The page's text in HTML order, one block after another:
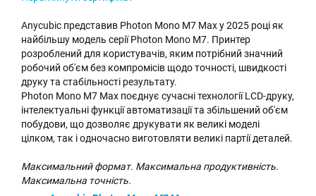
Anycubic представив Photon Mono M7 Max у 2025 році як
найбільшу модель серії Photon Mono M7. Принтер
розроблений для користувачів, яким потрібний значний
робочий об'єм без компромісів щодо точності, швидкості
друку та стабільності результату.
Photon Mono M7 Max поєднує сучасні технології LCD-друку,
інтелектуальні функції автоматизації та збільшений об'єм
побудови, що дозволяє друкувати як великі моделі
цілком, так і одночасно виготовляти великі партії деталей.
Максимальний формат. Максимальна продуктивність.
Максимальна точність.